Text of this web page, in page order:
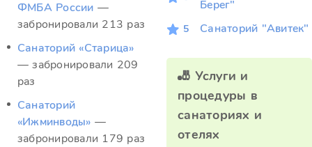
ФМБА России —
забронировали 213 раз
Санаторий «Старица»
— забронировали 209
раз
Санаторий
«Ижминводы» —
забронировали 179 раз
Берег"
5 Санаторий "Авитек"
🎳 Услуги и
процедуры в
санаториях и
отелях